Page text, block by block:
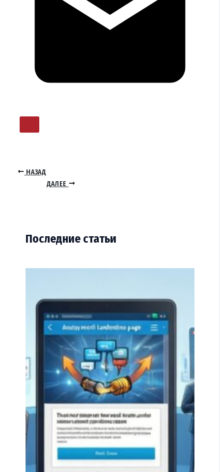
НАЗАД
ДАЛЕЕ
Последние статьи